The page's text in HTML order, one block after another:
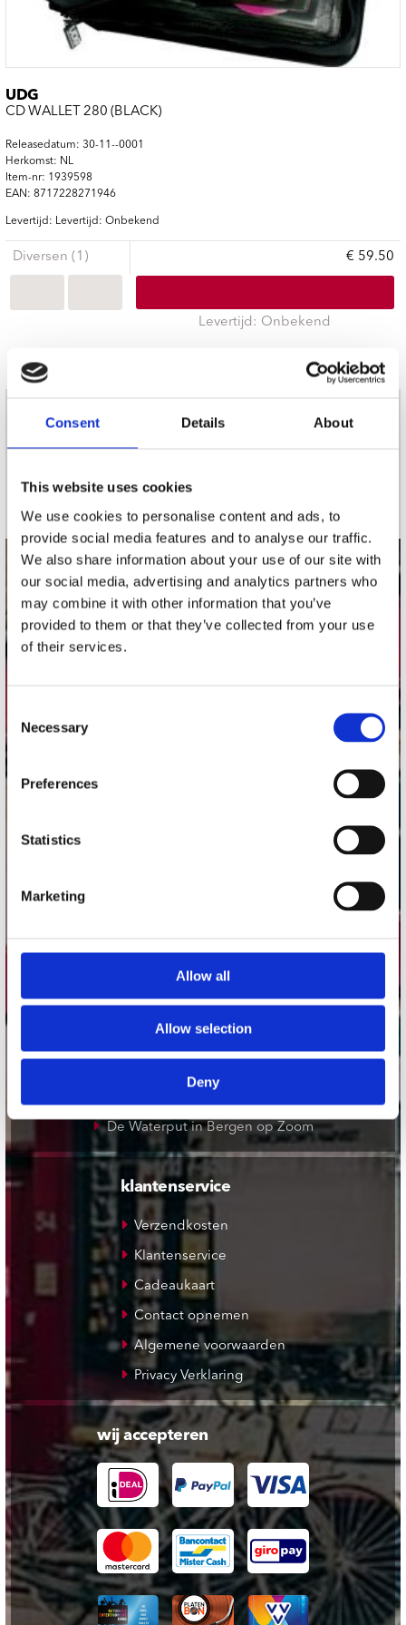
Consent Details About
This website uses cookies
We use cookies to personalise content and ads, to
provide social media features and to analyse our traffic.
We also share information about your use of our site with
our social media, advertising and analytics partners who
may combine it with other information that you’ve
provided to them or that they’ve collected from your use
of their services.
Selection
Necessary
Preferences
Statistics
Marketing
Allow all
Allow selection
Deny
UDG
CD WALLET 280 (BLACK)
Releasedatum: 30-11--0001
Herkomst: NL
Item-nr: 1939598
EAN: 8717228271946
Levertijd: Levertijd: Onbekend
Diversen (1) € 59.50
Levertijd: Onbekend
nieuwsbrief
contact
Stuur ons een e-mail
webwinkel@platomania.nl
Plato Leiden
Plato Deventer
Plato Zwolle
De Waterput in Bergen op Zoom
klantenservice
Verzendkosten
Klantenservice
Cadeaukaart
Contact opnemen
Algemene voorwaarden
Privacy Verklaring
wij accepteren